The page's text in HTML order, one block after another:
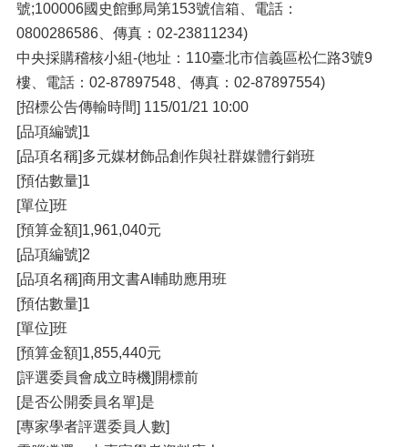
號;100006國史館郵局第153號信箱、電話：
0800286586、傳真：02-23811234)
中央採購稽核小組-(地址：110臺北市信義區松仁路3號9
樓、電話：02-87897548、傳真：02-87897554)
[招標公告傳輸時間] 115/01/21 10:00
[品項編號]1
[品項名稱]多元媒材飾品創作與社群媒體行銷班
[預估數量]1
[單位]班
[預算金額]1,961,040元
[品項編號]2
[品項名稱]商用文書AI輔助應用班
[預估數量]1
[單位]班
[預算金額]1,855,440元
[評選委員會成立時機]開標前
[是否公開委員名單]是
[專家學者評選委員人數]